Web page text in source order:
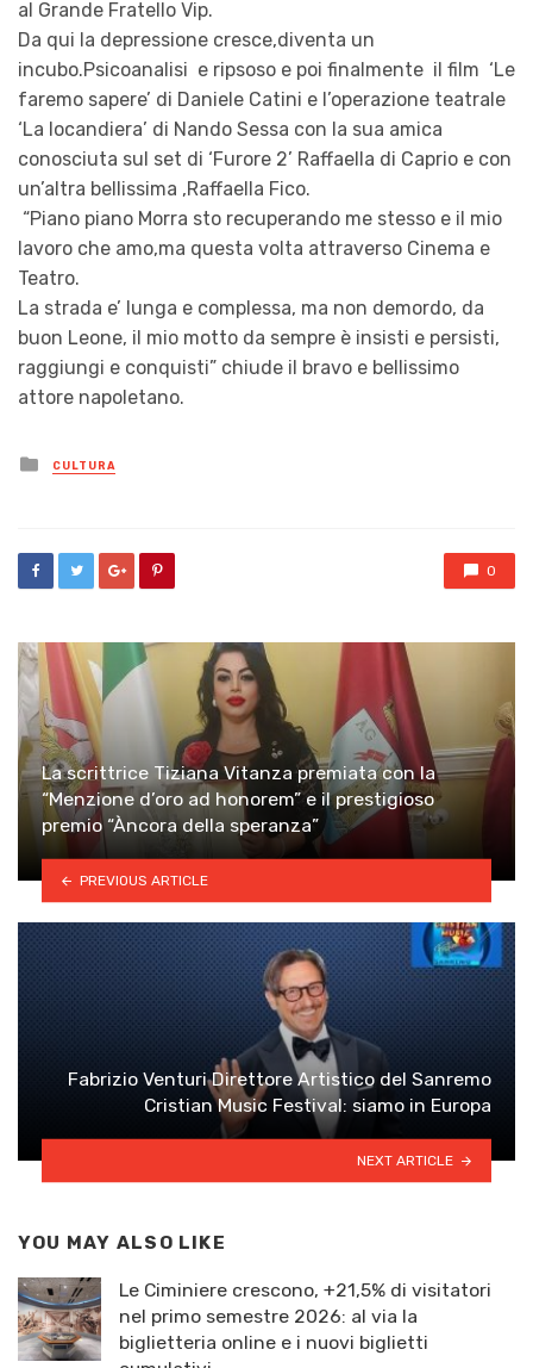
al Grande Fratello Vip.
Da qui la depressione cresce,diventa un
incubo.Psicoanalisi e ripsoso e poi finalmente il film ‘Le
faremo sapere’ di Daniele Catini e l’operazione teatrale
‘La locandiera’ di Nando Sessa con la sua amica
conosciuta sul set di ‘Furore 2’ Raffaella di Caprio e con
un’altra bellissima ,Raffaella Fico.
“Piano piano Morra sto recuperando me stesso e il mio
lavoro che amo,ma questa volta attraverso Cinema e
Teatro.
La strada e’ lunga e complessa, ma non demordo, da
buon Leone, il mio motto da sempre è insisti e persisti,
raggiungi e conquisti” chiude il bravo e bellissimo
attore napoletano.
Posted
in
CULTURA
0
La scrittrice Tiziana Vitanza premiata con la
“Menzione d’oro ad honorem” e il prestigioso
premio “Àncora della speranza”
PREVIOUS ARTICLE
Fabrizio Venturi Direttore Artistico del Sanremo
Cristian Music Festival: siamo in Europa
NEXT ARTICLE
YOU MAY ALSO LIKE
Le Ciminiere crescono, +21,5% di visitatori
nel primo semestre 2026: al via la
biglietteria online e i nuovi biglietti